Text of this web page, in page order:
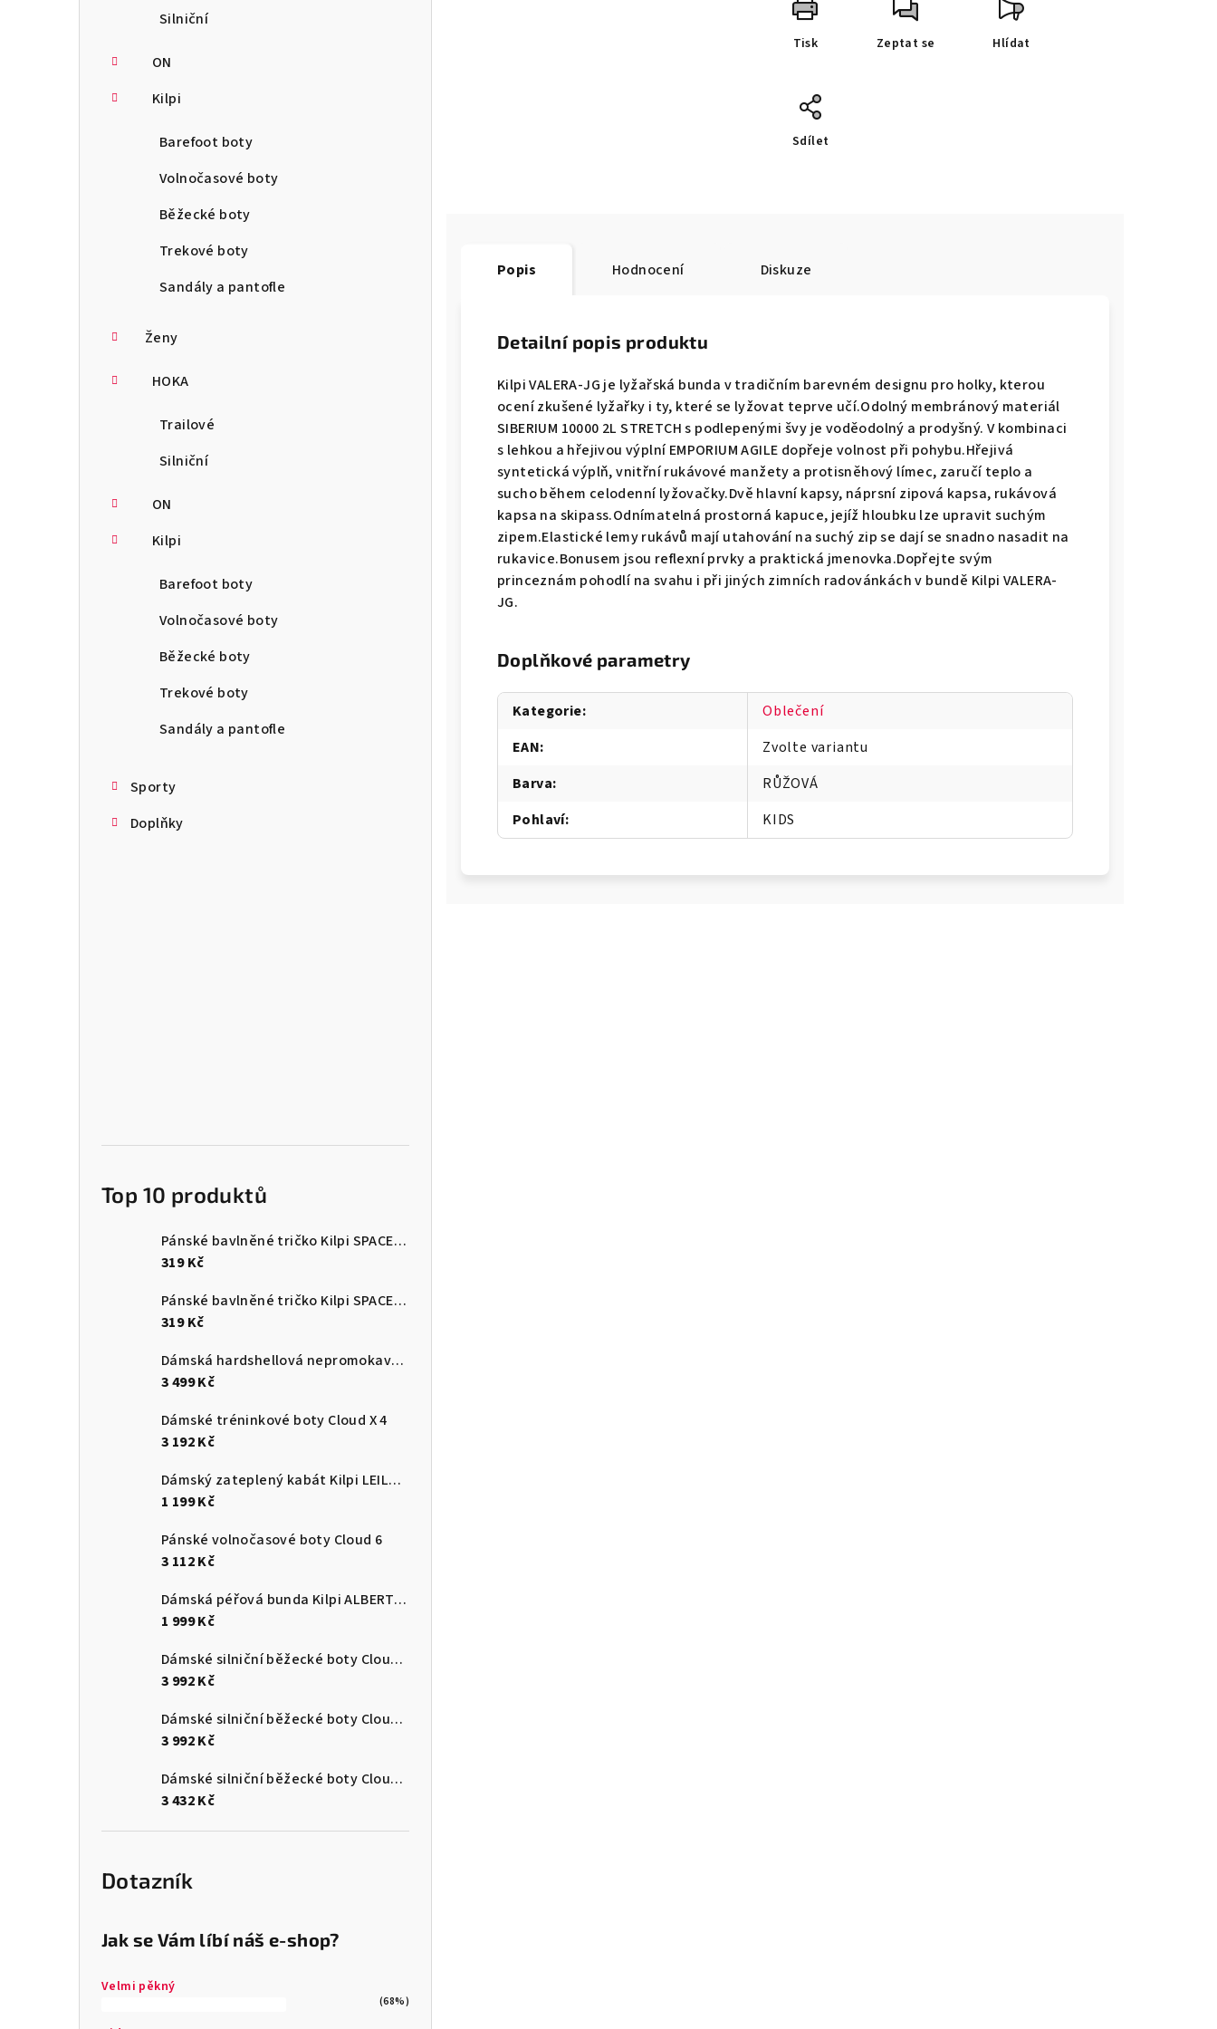
Silniční
ON
Kilpi
Barefoot boty
Volnočasové boty
Běžecké boty
Trekové boty
Sandály a pantofle
Ženy
HOKA
Trailové
Silniční
ON
Kilpi
Barefoot boty
Volnočasové boty
Běžecké boty
Trekové boty
Sandály a pantofle
Sporty
Doplňky
Top 10 produktů
Pánské bavlněné tričko Kilpi SPACER-M
319 Kč
Pánské bavlněné tričko Kilpi SPACER-M
319 Kč
Dámská hardshellová nepromokavá bunda Kilpi MAMBA-W
3 499 Kč
Dámské tréninkové boty Cloud X 4
3 192 Kč
Dámský zateplený kabát Kilpi LEILA-W
1 199 Kč
Pánské volnočasové boty Cloud 6
3 112 Kč
Dámská péřová bunda Kilpi ALBERTA-W
1 999 Kč
Dámské silniční běžecké boty Cloudmonster 3
3 992 Kč
Dámské silniční běžecké boty Cloudmonster 3
3 992 Kč
Dámské silniční běžecké boty Cloudsurfer Max
3 432 Kč
Dotazník
Jak se Vám líbí náš e-shop?
Velmi pěkný
(68%)
Tisk Zeptat se Hlídat
Sdílet
Popis Hodnocení Diskuze
Detailní popis produktu
Kilpi VALERA-JG je lyžařská bunda v tradičním barevném designu pro holky, kterou
ocení zkušené lyžařky i ty, které se lyžovat teprve učí.Odolný membránový materiál
SIBERIUM 10000 2L STRETCH s podlepenými švy je voděodolný a prodyšný. V kombinaci
s lehkou a hřejivou výplní EMPORIUM AGILE dopřeje volnost při pohybu.Hřejivá
syntetická výplň, vnitřní rukávové manžety a protisněhový límec, zaručí teplo a
sucho během celodenní lyžovačky.Dvě hlavní kapsy, náprsní zipová kapsa, rukávová
kapsa na skipass.Odnímatelná prostorná kapuce, jejíž hloubku lze upravit suchým
zipem.Elastické lemy rukávů mají utahování na suchý zip se dají se snadno nasadit na
rukavice.Bonusem jsou reflexní prvky a praktická jmenovka.Dopřejte svým
princeznám pohodlí na svahu i při jiných zimních radovánkách v bundě Kilpi VALERA-
JG.
Doplňkové parametry
Kategorie:
Oblečení
EAN:
Zvolte variantu
Barva:
RŮŽOVÁ
Pohlaví: KIDS